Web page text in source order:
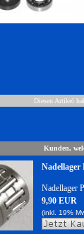
Diesen Artikel
Kunden,
Nadellager
Nadellager
9,90 EUR
(inkl. 19%